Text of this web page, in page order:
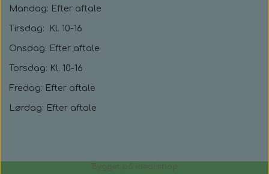
Mandag: Efter aftale
Tirsdag: Kl. 10-16
Onsdag: Efter aftale
Torsdag: Kl. 10-16
Fredag: Efter aftale
Lørdag: Efter aftale
Bygget på ideal.shop